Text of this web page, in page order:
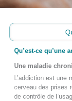
Qu’est-ce qu’une
Une maladie
L’addiction est une
cerveau des prises
de contrôle de